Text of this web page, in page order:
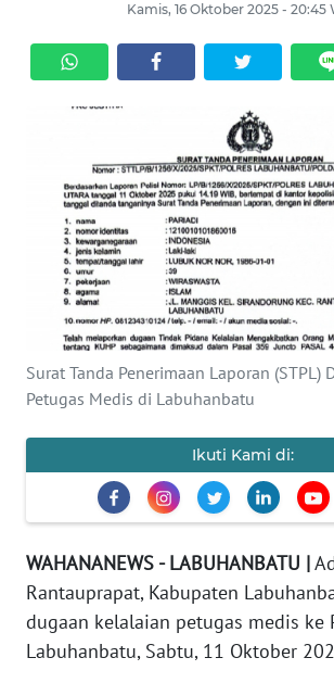
Kamis, 16 Oktober 2025 - 20:45
Surat Tanda Penerimaan Laporan (STPL)
Petugas Medis di Labuhanbatu
Ikuti Kami di:
WAHANANEWS - LABUHANBATU |
Rantauprapat, Kabupaten
dugaan kelalaian petugas medis ke
Labuhanbatu, Sabtu, 11 Oktober
OPINI
Informasi
INDEKS
BERITA
KONTAK
KAMI
INFO
TENTANG
PEDOMAN
MEDIA
SIBER
REDAKSI